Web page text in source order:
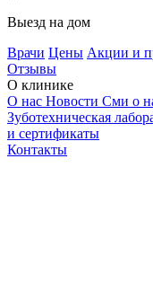
Выезд на дом
Врачи Цены Акции и
Отзывы
О клинике
О нас Новости Сми о
Зуботехническая
и сертификаты
Контакты